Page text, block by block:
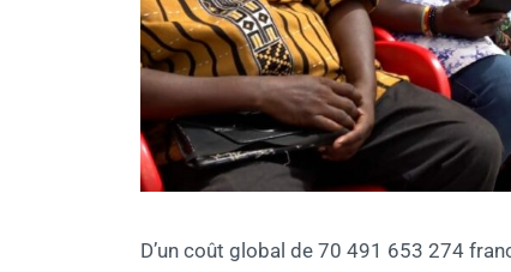
D’un coût global de 70 491 653 274